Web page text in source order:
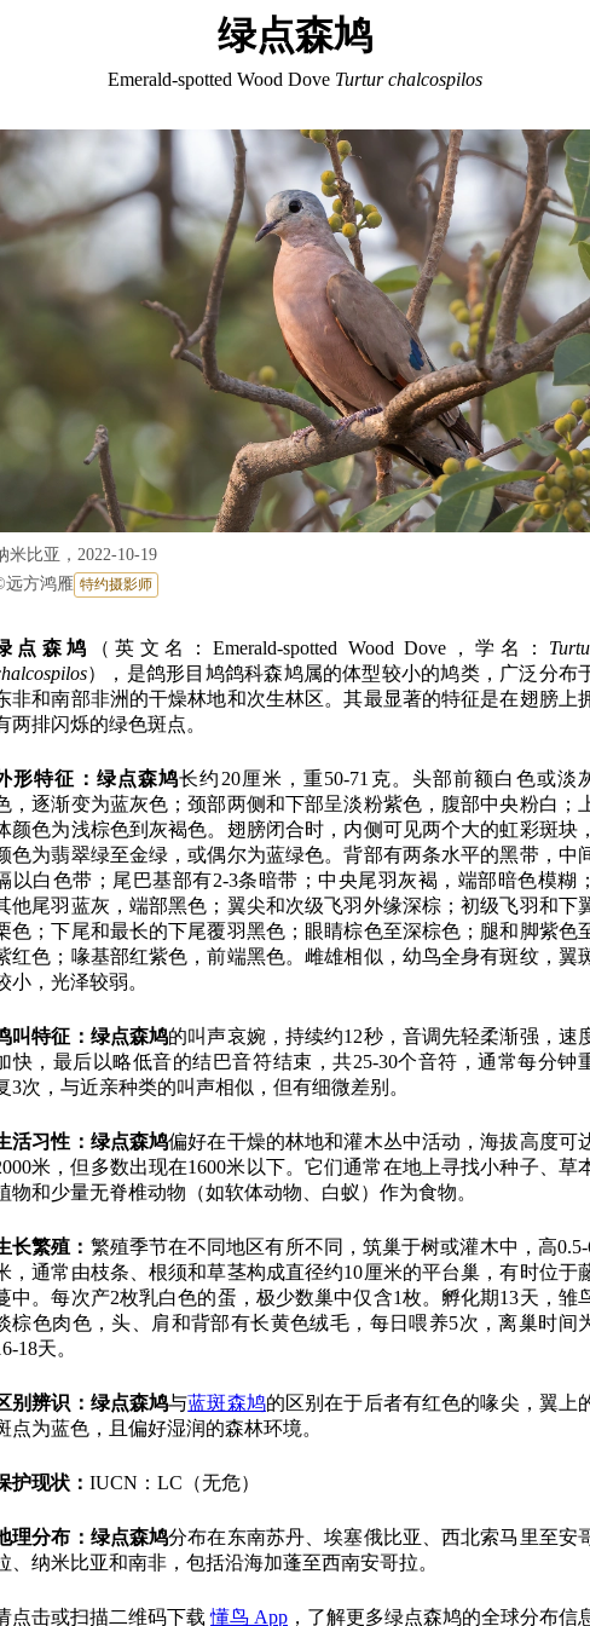
绿点森鸠
Emerald-spotted Wood Dove Turtur chalcospilos
米比亚，2022-10-19
远方鸿雁 特约摄影师
点森鸠 （英文名：Emerald-spotted Wood Dove，学名：
），是鸽形目鸠鸽科森鸠属的体型较小的鸠类，广泛分布
非和南部非洲的干燥林地和次生林区。其最显著的特征是在翅膀上
两排闪烁的绿色斑点。
形特征： 绿点森鸠长约20厘米，重50-71克。头部前额白色或淡
，逐渐变为蓝灰色；颈部两侧和下部呈淡粉紫色，腹部中央粉白；
颜色为浅棕色到灰褐色。翅膀闭合时，内侧可见两个大的虹彩斑块，
色为翡翠绿至金绿，或偶尔为蓝绿色。背部有两条水平的黑带，中
以白色带；尾巴基部有2-3条暗带；中央尾羽灰褐，端部暗色模糊；
他尾羽蓝灰，端部黑色；翼尖和次级飞羽外缘深棕；初级飞羽和下
色；下尾和最长的下尾覆羽黑色；眼睛棕色至深棕色；腿和脚紫色
红色；喙基部红紫色，前端黑色。雌雄相似，幼鸟全身有斑纹，翼
小，光泽较弱。
叫特征： 绿点森鸠的叫声哀婉，持续约12秒，音调先轻柔渐强，速
快，最后以略低音的结巴音符结束，共25-30个音符，通常每分钟
3次，与近亲种类的叫声相似，但有细微差别。
活习性： 绿点森鸠偏好在干燥的林地和灌木丛中活动，海拔高度可
米，但多数出现在1600米以下。它们通常在地上寻找小种子、草
物和少量无脊椎动物（如软体动物、白蚁）作为食物。
长繁殖： 繁殖季节在不同地区有所不同，筑巢于树或灌木中，高0.5-
，通常由枝条、根须和草茎构成直径约10厘米的平台巢，有时位于
中。每次产2枚乳白色的蛋，极少数巢中仅含1枚。孵化期13天，雏
棕色肉色，头、肩和背部有长黄色绒毛，每日喂养5次，离巢时间
18天。
别辨识： 绿点森鸠与蓝斑森鸠的区别在于后者有红色的喙尖，翼上
点为蓝色，且偏好湿润的森林环境。
护现状： IUCN：LC（无危）
理分布： 绿点森鸠分布在东南苏丹、埃塞俄比亚、西北索马里至安
、纳米比亚和南非，包括沿海加蓬至西南安哥拉。
点击或扫描二维码下载懂鸟 App ，了解更多绿点森鸠的全球分布信